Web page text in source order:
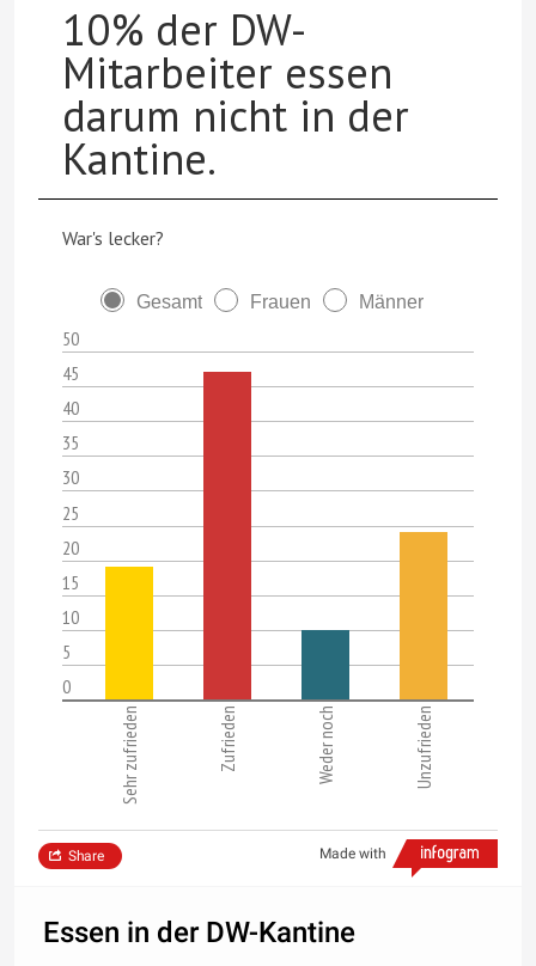
10% der DW-
Mitarbeiter essen
darum nicht in der
Kantine.
War's lecker?
Gesamt Frauen Männer
50
45
40
35
30
25
20
15
10
5
0
Sehr zufrieden Zufrieden Weder noch Unzufrieden
Made with
Share
Essen in der DW-Kantine